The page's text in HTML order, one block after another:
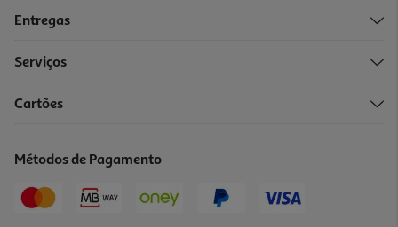
+0,10 € Depósito
Entregas
Serviços
Cartões
Métodos de Pagamento